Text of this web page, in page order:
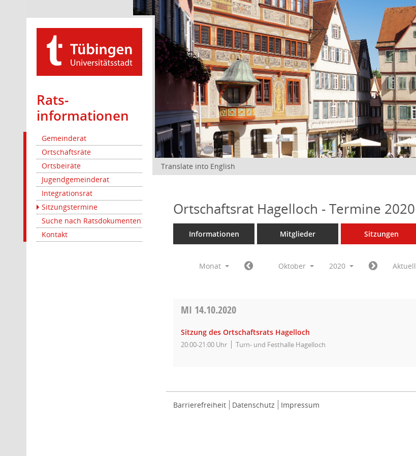
Rats­
informationen
Gemeinderat
Ortschaftsräte
Ortsbeiräte
Jugendgemeinderat
Integrationsrat
Sitzungstermine
Suche nach Ratsdokumenten
Kontakt
Translate into English
Ortschaftsrat Hagelloch - Termine 2020
Informationen Mitglieder Sitzungen
Monat Oktober 2020 Aktuell
MI 14.10.2020
Sitzung des Ortschaftsrats Hagelloch
20:00-21:00 Uhr Turn- und Festhalle Hagelloch
Barrierefreiheit Datenschutz Impressum